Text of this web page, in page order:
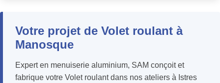
Votre projet de Volet roulant à
Manosque
Expert en menuiserie aluminium, SAM conçoit et
fabrique votre Volet roulant dans nos ateliers à Istres